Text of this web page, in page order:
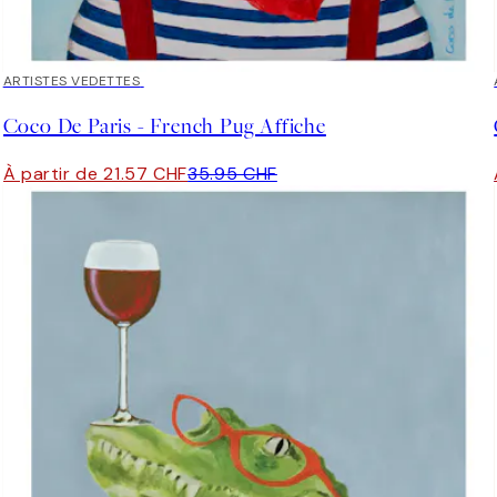
40%*
ARTISTES VEDETTES
Coco De Paris - French Pug Affiche
À partir de 21.57 CHF35.95 CHF